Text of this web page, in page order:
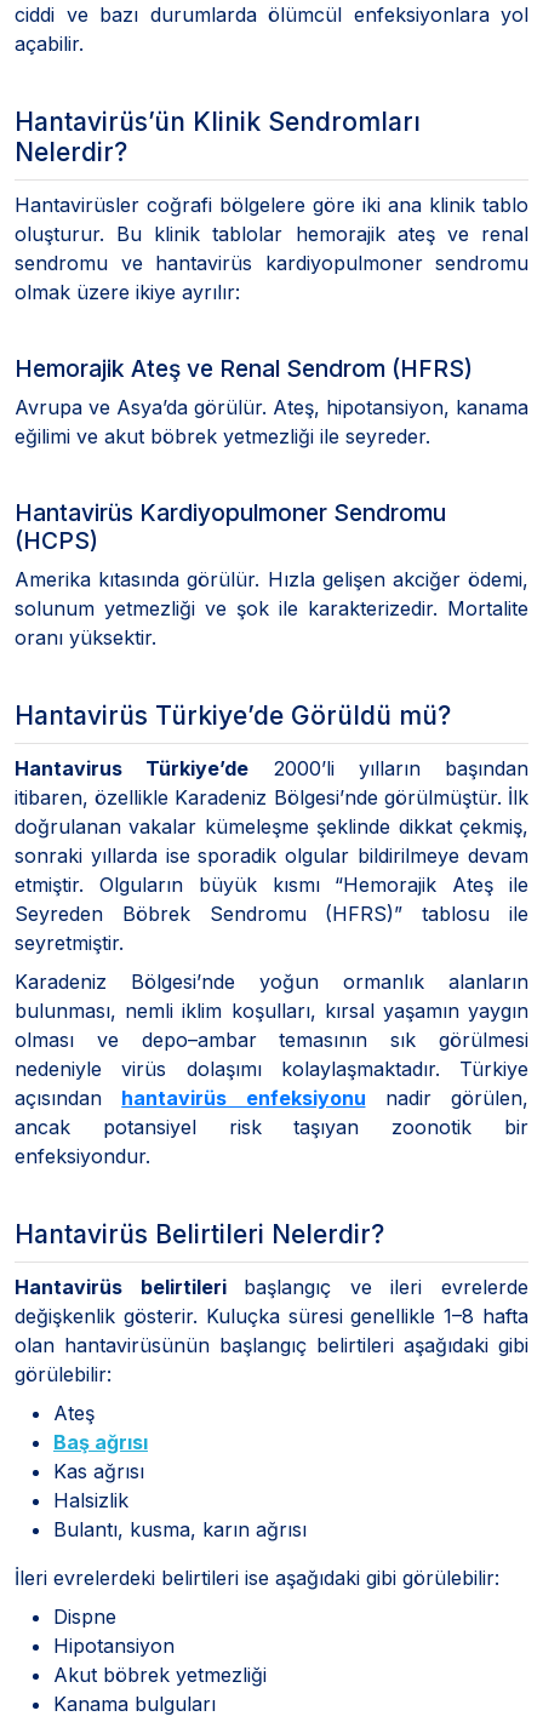
ciddi ve bazı durumlarda ölümcül enfeksiyonlara yol
açabilir.
Hantavirüs’ün Klinik Sendromları
Nelerdir?
Hantavirüsler coğrafi bölgelere göre iki ana klinik tablo
oluşturur. Bu klinik tablolar hemorajik ateş ve renal
sendromu ve hantavirüs kardiyopulmoner sendromu
olmak üzere ikiye ayrılır:
Hemorajik Ateş ve Renal Sendrom (HFRS)
Avrupa ve Asya’da görülür. Ateş, hipotansiyon, kanama
eğilimi ve akut böbrek yetmezliği ile seyreder.
Hantavirüs Kardiyopulmoner Sendromu
(HCPS)
Amerika kıtasında görülür. Hızla gelişen akciğer ödemi,
solunum yetmezliği ve şok ile karakterizedir. Mortalite
oranı yüksektir.
Hantavirüs Türkiye’de Görüldü mü?
Hantavirus Türkiye’de 2000’li yılların başından
itibaren, özellikle Karadeniz Bölgesi’nde görülmüştür. İlk
doğrulanan vakalar kümeleşme şeklinde dikkat çekmiş,
sonraki yıllarda ise sporadik olgular bildirilmeye devam
etmiştir. Olguların büyük kısmı “Hemorajik Ateş ile
Seyreden Böbrek Sendromu (HFRS)” tablosu ile
seyretmiştir.
Karadeniz Bölgesi’nde yoğun ormanlık alanların
bulunması, nemli iklim koşulları, kırsal yaşamın yaygın
olması ve depo–ambar temasının sık görülmesi
nedeniyle virüs dolaşımı kolaylaşmaktadır. Türkiye
açısından hantavirüs enfeksiyonu nadir görülen,
ancak potansiyel risk taşıyan zoonotik bir
enfeksiyondur.
Hantavirüs Belirtileri Nelerdir?
Hantavirüs belirtileri başlangıç ve ileri evrelerde
değişkenlik gösterir. Kuluçka süresi genellikle 1–8 hafta
olan hantavirüsünün başlangıç belirtileri aşağıdaki gibi
görülebilir:
Ateş
Baş ağrısı
Kas ağrısı
Halsizlik
Bulantı, kusma, karın ağrısı
İleri evrelerdeki belirtileri ise aşağıdaki gibi görülebilir:
Dispne
Hipotansiyon
Akut böbrek yetmezliği
Kanama bulguları